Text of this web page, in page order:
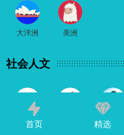
大洋洲 美洲
社会人文
历史 海外华人
首页 精选